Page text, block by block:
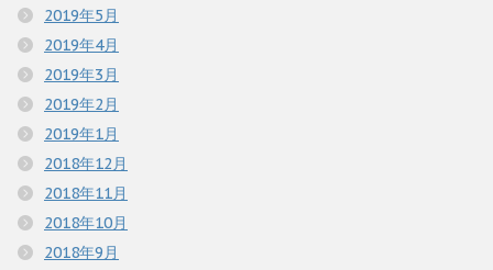
2019年5月
2019年4月
2019年3月
2019年2月
2019年1月
2018年12月
2018年11月
2018年10月
2018年9月